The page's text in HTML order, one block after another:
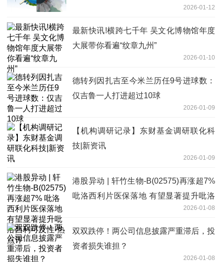
2026-01-12
最新快讯!横跨七千年 吴文化博物馆年度
大展带你看遍“纹章九州”
2026-01-10
德转列因扎吉至今米兰历任9号进球数：
仅吉鲁一人打进超过10球
2026-01-09
【机构调研记录】东财基金调研联化科
技|新资讯
2026-01-09
港股异动 | 轩竹生物-B(02575)再涨超7%
吡洛西利片医保落地 有望显著提升吡洛
2026-01-08
双双跌停！两公司信息披露严重滞后，投
资者损失谁担？
2026-01-08